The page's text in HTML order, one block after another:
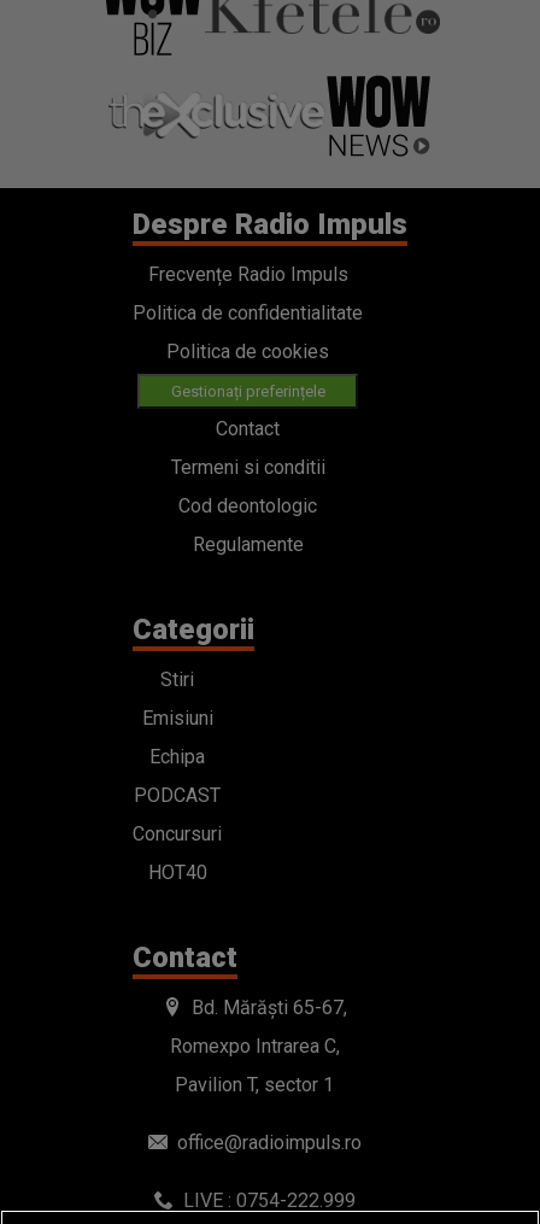
Despre Radio Impuls
Frecvențe Radio Impuls
Politica de confidentialitate
Politica de cookies
Gestionați preferințele
Contact
Termeni si conditii
Cod deontologic
Regulamente
Categorii
Stiri
Emisiuni
Echipa
PODCAST
Concursuri
HOT40
Contact
Bd. Mărăști 65-67,
Romexpo Intrarea C,
Pavilion T, sector 1
office@radioimpuls.ro
LIVE : 0754-222.999